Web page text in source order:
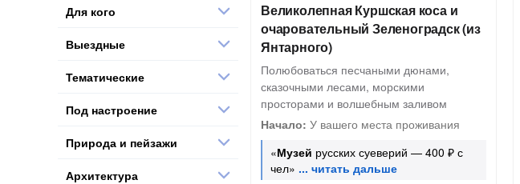
Великолепная Куршская коса и
очаровательный Зеленоградск (из
Янтарного)
Полюбоваться песчаными дюнами,
сказочными лесами, морскими
просторами и волшебным заливом
Начало: У вашего места проживания
«Музей русских суеверий — 400 ₽ с
чел»
Для кого
Выездные
Тематические
Под настроение
Природа и пейзажи
Архитектура